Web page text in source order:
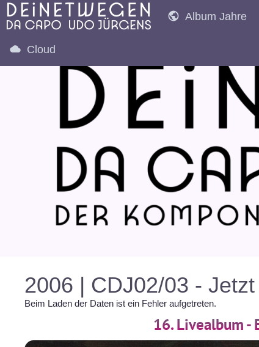
Album Jahre
Cloud
2006 | CDJ02/03 -
Beim Laden der Daten ist ein Fehler aufgetreten.
16. Livealbum